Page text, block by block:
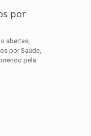
por
abertas,
por Saúde,
pela